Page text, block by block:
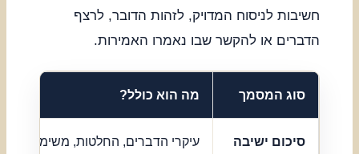
חשיבות לניסוח המדויק, לזהות הדובר, לרצף
הדברים או להקשר שבו נאמרו האמירות.
סוג המסמך מה הוא כולל?
סיכום ישיבה
עיקרי הדברים, החלטות, משימות